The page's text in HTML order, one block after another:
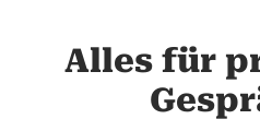
Alles für